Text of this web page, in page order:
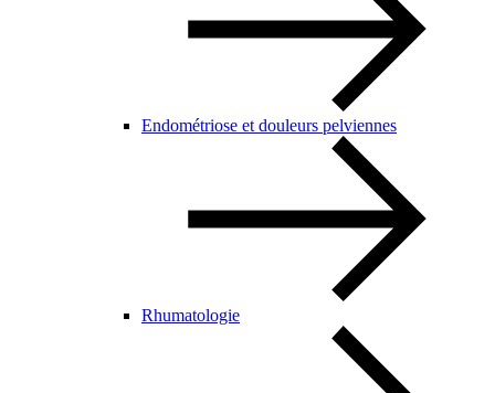
Endométriose et douleurs pelviennes
Rhumatologie